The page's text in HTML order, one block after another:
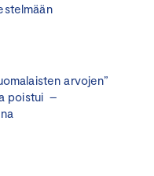
arvojen”
poistui –